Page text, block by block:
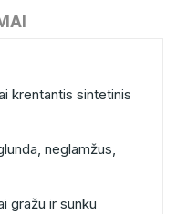
krentantis sintetinis
neglamžus,
gražu ir sunku